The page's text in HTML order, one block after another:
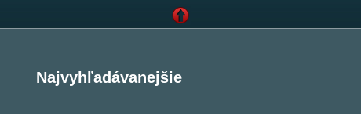
Najvyhľadávanejšie